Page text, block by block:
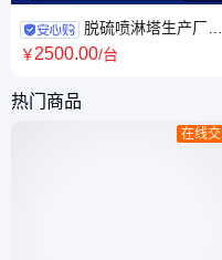
脱硫喷淋塔生产厂家
焊接船舶脱硫塔 聚丙烯塑料pp
￥2500.00/台
热门商品
在线